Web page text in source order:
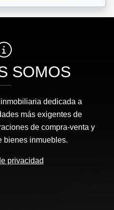
SOMOS
dedicada a
más exigentes de
de compra-venta y
bienes inmuebles.
privacidad